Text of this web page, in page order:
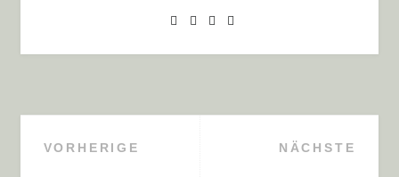
Beitragsnavigation
VORHERIGE NÄCHSTE